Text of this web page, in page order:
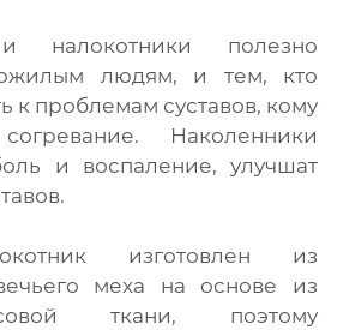
налокотники полезно
людям, и тем, кто
к проблемам суставов, кому
Наколенники
и воспаление, улучшат
изготовлен из
меха на основе из
ткани, поэтому